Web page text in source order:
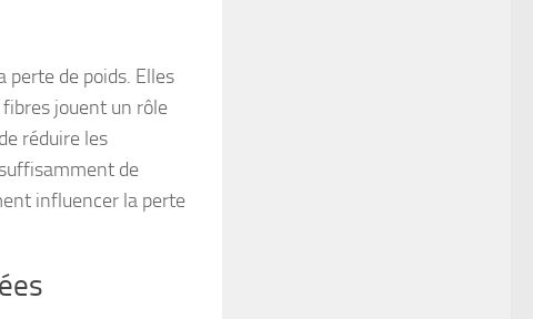
de poids. Elles
jouent un rôle
réduire les
de
influencer la perte